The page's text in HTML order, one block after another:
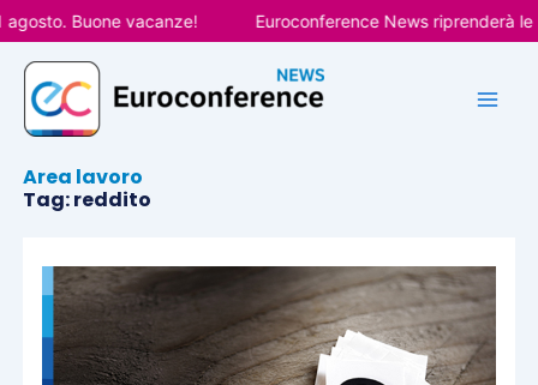
Vai
al
contenuto
Buone vacanze! Euroconference News riprenderà le
Area lavoro
Tag: reddito